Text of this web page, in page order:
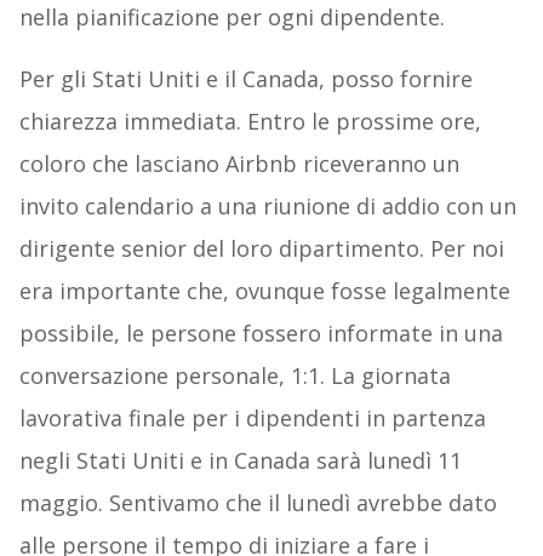
nella pianificazione per ogni dipendente.
Per gli Stati Uniti e il Canada, posso fornire
chiarezza immediata. Entro le prossime ore,
coloro che lasciano Airbnb riceveranno un
invito calendario a una riunione di addio con un
dirigente senior del loro dipartimento. Per noi
era importante che, ovunque fosse legalmente
possibile, le persone fossero informate in una
conversazione personale, 1:1. La giornata
lavorativa finale per i dipendenti in partenza
negli Stati Uniti e in Canada sarà lunedì 11
maggio. Sentivamo che il lunedì avrebbe dato
alle persone il tempo di iniziare a fare i